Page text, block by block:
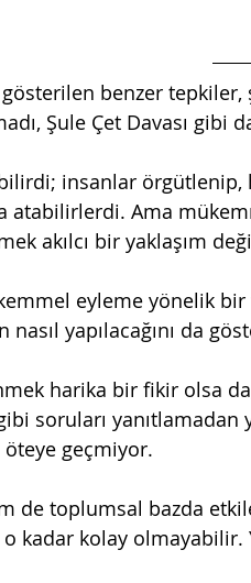
benzer tepkiler,
Şule Çet Davası
insanlar örgütlenip,
atabilirlerdi. Ama
akılcı bir yaklaşım
eyleme yönelik
yapılacağını da
harika bir fikir olsa
soruları
geçmiyor.
de toplumsal bazda
kadar kolay